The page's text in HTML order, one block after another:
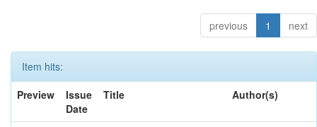
previous 1 next
Item hits:
Preview
Issue
Date
Title Author(s)